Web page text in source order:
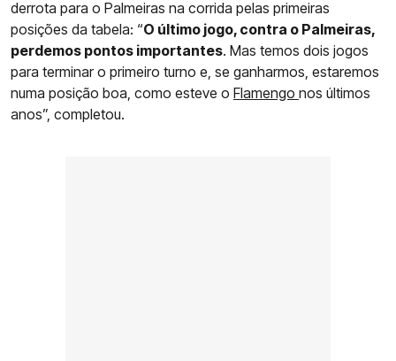
derrota para o Palmeiras na corrida pelas primeiras
posições da tabela: “O último jogo, contra o Palmeiras,
perdemos pontos importantes. Mas temos dois jogos
para terminar o primeiro turno e, se ganharmos, estaremos
numa posição boa, como esteve o Flamengo nos últimos
anos”, completou.